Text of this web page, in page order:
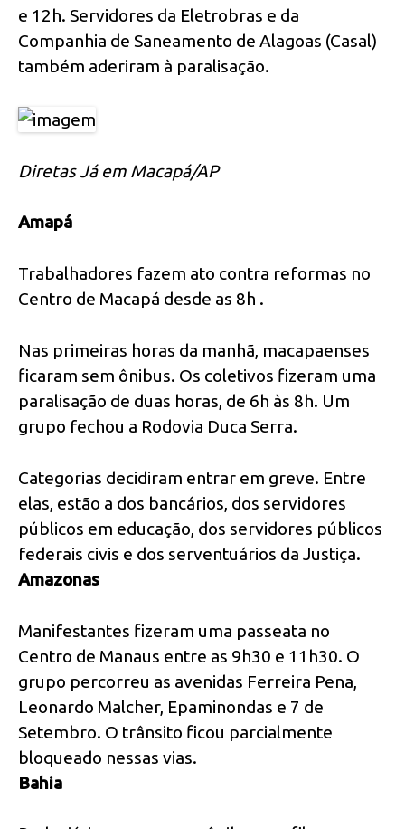
e 12h. Servidores da Eletrobras e da
Companhia de Saneamento de Alagoas (Casal)
também aderiram à paralisação.
Diretas Já em Macapá/AP
Amapá
Trabalhadores fazem ato contra reformas no
Centro de Macapá desde as 8h .
Nas primeiras horas da manhã, macapaenses
ficaram sem ônibus. Os coletivos fizeram uma
paralisação de duas horas, de 6h às 8h. Um
grupo fechou a Rodovia Duca Serra.
Categorias decidiram entrar em greve. Entre
elas, estão a dos bancários, dos servidores
públicos em educação, dos servidores públicos
federais civis e dos serventuários da Justiça.
Amazonas
Manifestantes fizeram uma passeata no
Centro de Manaus entre as 9h30 e 11h30. O
grupo percorreu as avenidas Ferreira Pena,
Leonardo Malcher, Epaminondas e 7 de
Setembro. O trânsito ficou parcialmente
bloqueado nessas vias.
Bahia